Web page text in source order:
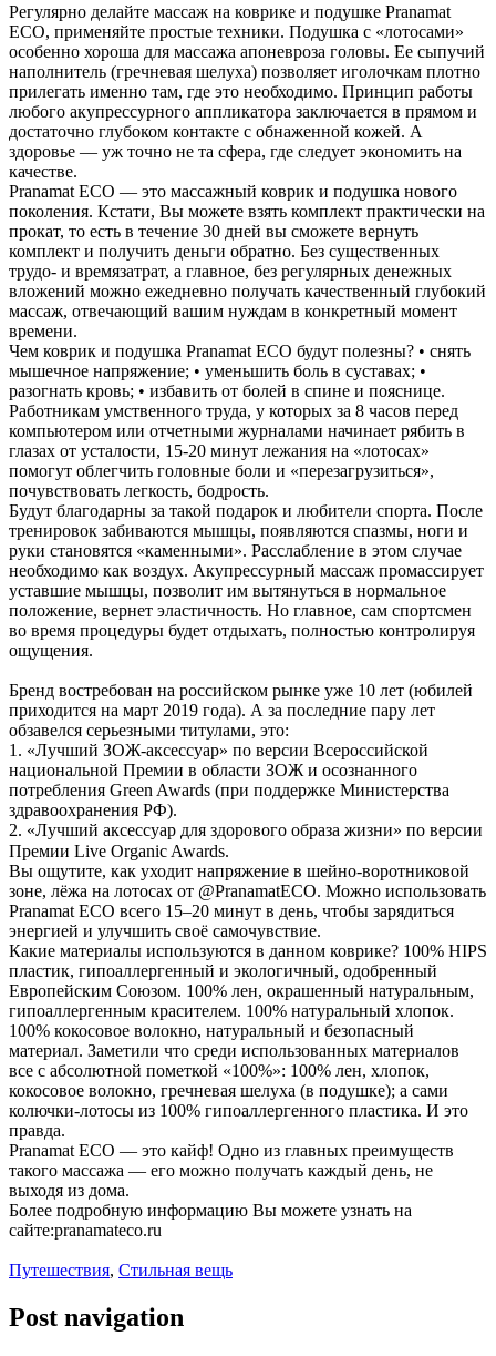
Регулярно делайте массаж на коврике и подушке Pranamat
ECO, применяйте простые техники. Подушка с «лотосами»
особенно хороша для массажа апоневроза головы. Ее сыпучий
наполнитель (гречневая шелуха) позволяет иголочкам плотно
прилегать именно там, где это необходимо. Принцип работы
любого акупрессурного аппликатора заключается в прямом и
достаточно глубоком контакте с обнаженной кожей. А
здоровье — уж точно не та сфера, где следует экономить на
качестве.
Pranamat ECO — это массажный коврик и подушка нового
поколения. Кстати, Вы можете взять комплект практически на
прокат, то есть в течение 30 дней вы сможете вернуть
комплект и получить деньги обратно. Без существенных
трудо- и времязатрат, а главное, без регулярных денежных
вложений можно ежедневно получать качественный глубокий
массаж, отвечающий вашим нуждам в конкретный момент
времени.
Чем коврик и подушка Pranamat ECO будут полезны? • снять
мышечное напряжение; • уменьшить боль в суставах; •
разогнать кровь; • избавить от болей в спине и пояснице.
Работникам умственного труда, у которых за 8 часов перед
компьютером или отчетными журналами начинает рябить в
глазах от усталости, 15-20 минут лежания на «лотосах»
помогут облегчить головные боли и «перезагрузиться»,
почувствовать легкость, бодрость.
Будут благодарны за такой подарок и любители спорта. После
тренировок забиваются мышцы, появляются спазмы, ноги и
руки становятся «каменными». Расслабление в этом случае
необходимо как воздух. Акупрессурный массаж промассирует
уставшие мышцы, позволит им вытянуться в нормальное
положение, вернет эластичность. Но главное, сам спортсмен
во время процедуры будет отдыхать, полностью контролируя
ощущения.
Бренд востребован на российском рынке уже 10 лет (юбилей
приходится на март 2019 года). А за последние пару лет
обзавелся серьезными титулами, это:
1. «Лучший ЗОЖ-аксессуар» по версии Всероссийской
национальной Премии в области ЗОЖ и осознанного
потребления Green Awards (при поддержке Министерства
здравоохранения РФ).
2. «Лучший аксессуар для здорового образа жизни» по версии
Премии Live Organic Awards. ⠀
Вы ощутите, как уходит напряжение в шейно-воротниковой
зоне, лёжа на лотосах от @PranamatECO. Можно использовать
Pranamat ECO всего 15–20 минут в день, чтобы зарядиться
энергией и улучшить своё самочувствие.
Какие материалы используются в данном коврике? 100% HIPS
пластик, гипоаллергенный и экологичный, одобренный
Европейским Союзом. 100% лен, окрашенный натуральным,
гипоаллергенным красителем. 100% натуральный хлопок.
100% кокосовое волокно, натуральный и безопасный
материал. Заметили что среди использованных материалов
все с абсолютной пометкой «100%»: 100% лен, хлопок,
кокосовое волокно, гречневая шелуха (в подушке); а сами
колючки-лотосы из 100% гипоаллергенного пластика. И это
правда.
Pranamat ECO — это кайф! Одно из главных преимуществ
такого массажа — его можно получать каждый день, не
выходя из дома.
Более подробную информацию Вы можете узнать на
сайте:pranamateco.ru
Путешествия, Стильная вещь
Post navigation